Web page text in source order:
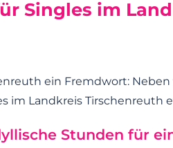
Singles im
ein Fremdwort:
im Landkreis Tirschenreuth
Stunden für